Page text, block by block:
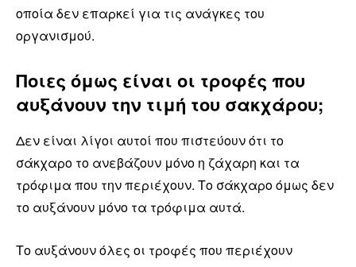
οποία δεν επαρκεί για τις ανάγκες του
οργανισμού.
Ποιες όμως είναι οι τροφές που
αυξάνουν την τιμή του σακχάρου;
Δεν είναι λίγοι αυτοί που πιστεύουν ότι το
σάκχαρο το ανεβάζουν μόνο η ζάχαρη και τα
τρόφιμα που την περιέχουν. Το σάκχαρο όμως δεν
το αυξάνουν μόνο τα τρόφιμα αυτά.
Το αυξάνουν όλες οι τροφές που περιέχουν